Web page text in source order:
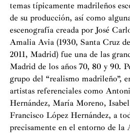
temas típicamente madrileños
de su producción, así como
escenografía creada por José
Amalia Avia (1930, Santa Cruz
2011, Madrid) fue una de las
Madrid de los años 70, 80 y 90.
grupo del “realismo madrileño”,
artistas referenciales como
Hernández, María Moreno,
Francisco López Hernández, a
precisamente en el entorno de la